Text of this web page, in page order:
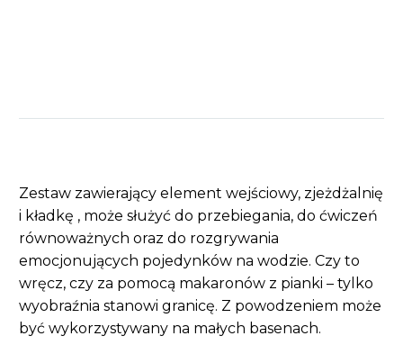
Zestaw zawierający element wejściowy, zjeżdżalnię
i kładkę , może służyć do przebiegania, do ćwiczeń
równoważnych oraz do rozgrywania
emocjonujących pojedynków na wodzie. Czy to
wręcz, czy za pomocą makaronów z pianki – tylko
wyobraźnia stanowi granicę. Z powodzeniem może
być wykorzystywany na małych basenach.